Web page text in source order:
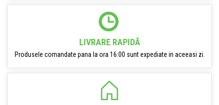
LIVRARE RAPIDĂ
Produsele comandate pana la ora 16:00 sunt expediate in aceeasi zi.